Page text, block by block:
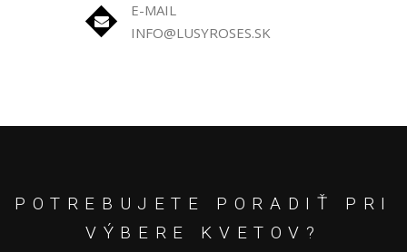
E-MAIL
INFO@LUSYROSES.SK
POTREBUJETE PORADIŤ PRI
VÝBERE KVETOV?